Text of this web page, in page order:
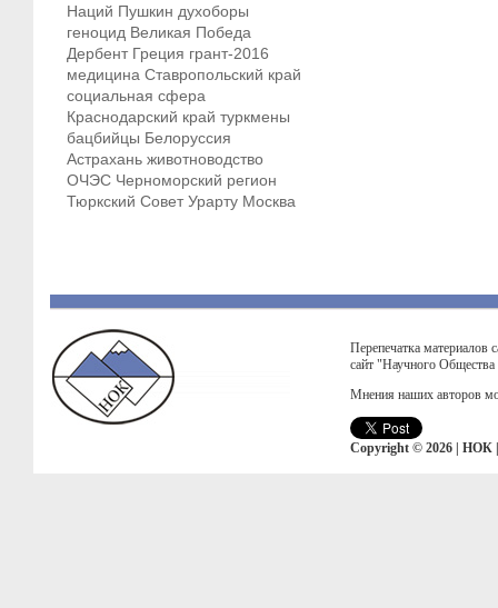
Наций Пушкин духоборы
геноцид Великая Победа
Дербент Греция грант-2016
медицина Ставропольский край
социальная сфера
Краснодарский край туркмены
бацбийцы Белоруссия
Астрахань животноводство
ОЧЭС Черноморский регион
Тюркский Совет Урарту Москва
Перепечатка материалов
сайт "Научного
Мнения наших авторов
Copyright © 2026 | НОК